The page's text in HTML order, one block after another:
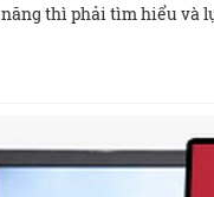
thì phải tìm hiểu và